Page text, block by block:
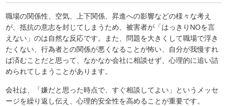
職場の関係性、空気、上下関係、昇進への影響などの様々な考え
が、抵抗の意志を封じてしまうため、被害者が「はっきりNOを言
えない」のは自然な反応です。また、問題を大きくして職場で浮き
たくない、行為者との関係が悪くなることが怖い、自分が我慢すれ
ば済むことだと思って、なかなか会社に相談せず、心理的に追い詰
められてしまうことがあります。
会社は、「嫌だと思った時点で、すぐ相談してよい」というメッセ
ージを繰り返し伝え、心理的安全性を高めることが重要です。